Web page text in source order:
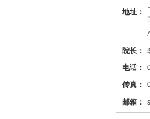
地址：
院长：
电话：
传真：
邮箱：